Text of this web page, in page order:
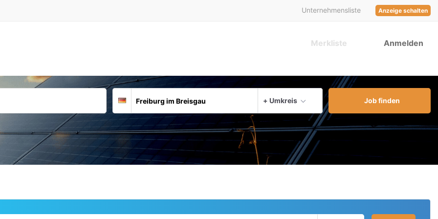
Anzeige schalten
Unternehmensliste
Anmelden
Merkliste
Deutschland
+ Umkreis
aktuellen Ort verwenden
Job finden